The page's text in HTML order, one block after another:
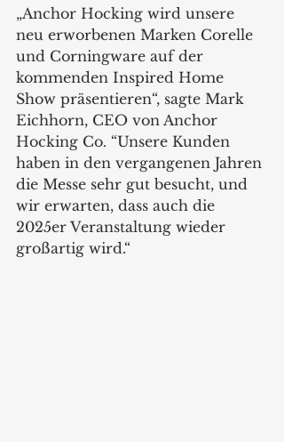
„Anchor Hocking wird unsere
neu erworbenen Marken Corelle
und Corningware auf der
kommenden Inspired Home
Show präsentieren“, sagte Mark
Eichhorn, CEO von Anchor
Hocking Co. “Unsere Kunden
haben in den vergangenen Jahren
die Messe sehr gut besucht, und
wir erwarten, dass auch die
2025er Veranstaltung wieder
großartig wird.“